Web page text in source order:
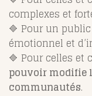
complexes et
🔷 Pour un
émotionnel et
🔷 Pour celles
pouvoir modifie
communautés.